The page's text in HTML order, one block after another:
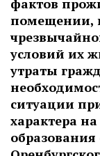
фактов
помещении,
условий их
утраты
ситуации
характера
образования